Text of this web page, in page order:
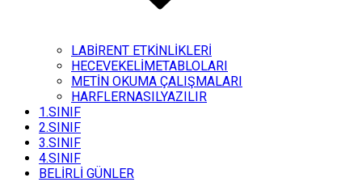
LABİRENT ETKİNLİKLERİ
HECEVEKELİMETABLOLARI
METİN OKUMA ÇALIŞMALARI
HARFLERNASILYAZILIR
1.SINIF
2.SINIF
3.SINIF
4.SINIF
BELİRLİ GÜNLER